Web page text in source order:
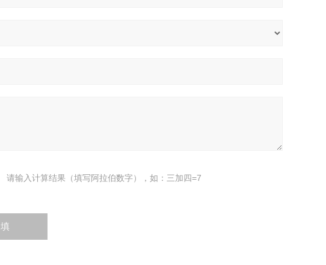
请输入计算结果（填写阿拉伯数字），如：三加四=7